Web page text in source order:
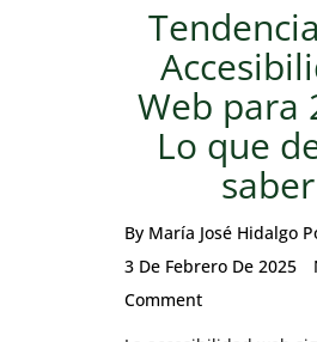
Web para
Lo que
saber
By María José Hidalgo
3 De Febrero De 2025
Comment